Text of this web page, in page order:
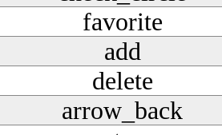
favorite
add
delete
arrow_back